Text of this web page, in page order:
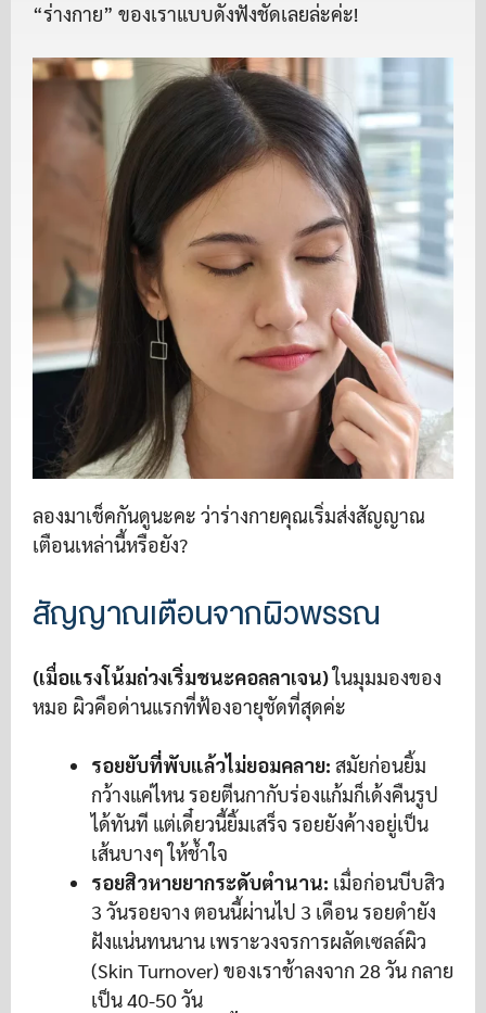
“ร่างกาย” ของเราแบบดังฟังชัดเลยล่ะค่ะ!
ลองมาเช็คกันดูนะคะ ว่าร่างกายคุณเริ่มส่งสัญญาณ
เตือนเหล่านี้หรือยัง?
สัญญาณเตือนจากผิวพรรณ
(เมื่อแรงโน้มถ่วงเริ่มชนะคอลลาเจน)ในมุมมองของ
หมอ ผิวคือด่านแรกที่ฟ้องอายุชัดที่สุดค่ะ
รอยยับที่พับแล้วไม่ยอมคลาย: สมัยก่อนยิ้ม
กว้างแค่ไหน รอยตีนกากับร่องแก้มก็เด้งคืนรูป
ได้ทันที แต่เดี๋ยวนี้ยิ้มเสร็จ รอยยังค้างอยู่เป็น
เส้นบางๆ ให้ช้ำใจ
รอยสิวหายยากระดับตำนาน: เมื่อก่อนบีบสิว
3 วันรอยจาง ตอนนี้ผ่านไป 3 เดือน รอยดำยัง
ฝังแน่นทนนาน เพราะวงจรการผลัดเซลล์ผิว
(Skin Turnover) ของเราช้าลงจาก 28 วัน กลาย
เป็น 40-50 วัน